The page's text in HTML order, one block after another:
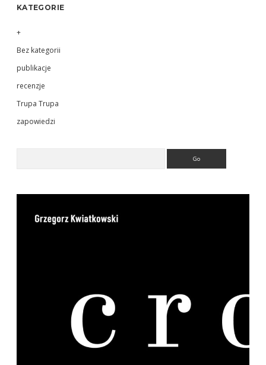
KATEGORIE
+
Bez kategorii
publikacje
recenzje
Trupa Trupa
zapowiedzi